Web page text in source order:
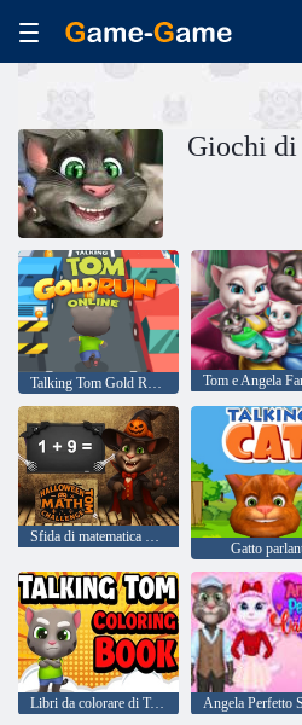
Giochi di
Talking Tom Gold Run online
Sfida di matematica di Halloween Tom
Gatto
Libri da colorare di Talking Tom